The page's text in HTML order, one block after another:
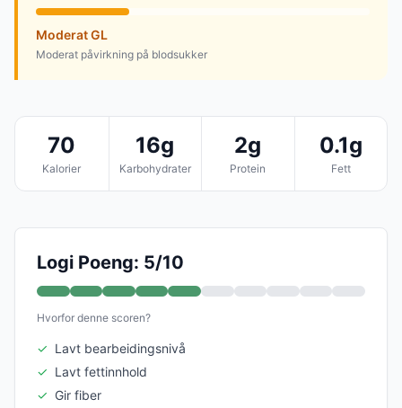
Moderat GL
Moderat påvirkning på blodsukker
70
Kalorier
16g
Karbohydrater
2g
Protein
0.1g
Fett
Logi Poeng: 5/10
Hvorfor denne scoren?
✓ Lavt bearbeidingsnivå
✓ Lavt fettinnhold
✓ Gir fiber